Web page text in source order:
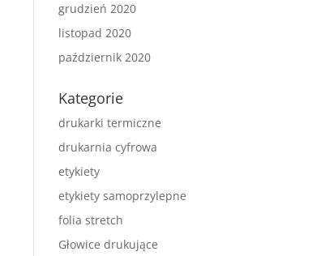
grudzień 2020
listopad 2020
październik 2020
Kategorie
drukarki termiczne
drukarnia cyfrowa
etykiety
etykiety samoprzylepne
folia stretch
Głowice drukujące